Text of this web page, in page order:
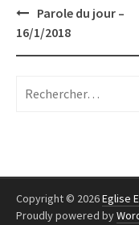
Post
navigation
Parole du jour –
16/1/2018
Copyright © 2026Eglise
Proudly powered by